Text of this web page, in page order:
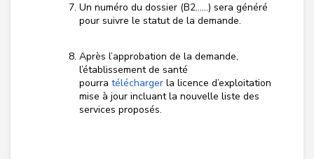
Un numéro du dossier (B2……) sera généré
pour suivre le statut de la demande.
Après l’approbation de la demande,
l’établissement de santé
pourra télécharger la licence d’exploitation
mise à jour incluant la nouvelle liste des
services proposés.